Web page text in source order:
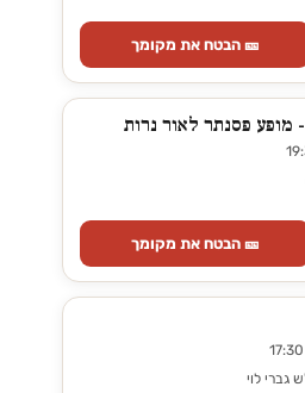
🎫 הבטח את מקומך
🎫 הבטח את מקומך
גברי לוי